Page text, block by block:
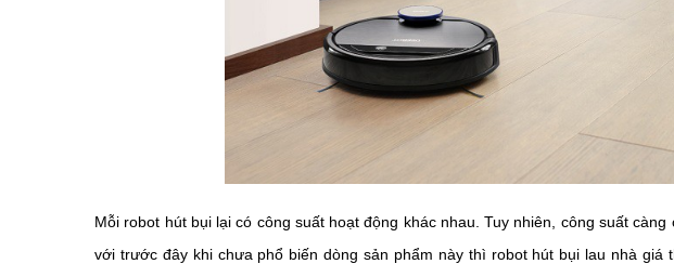
Mỗi robot hút bụi lại có công suất hoạt động khác nhau. Tuy nhiên, công suất
với trước đây khi chưa phổ biến dòng sản phẩm này thì robot hút bụi lau nhà giá